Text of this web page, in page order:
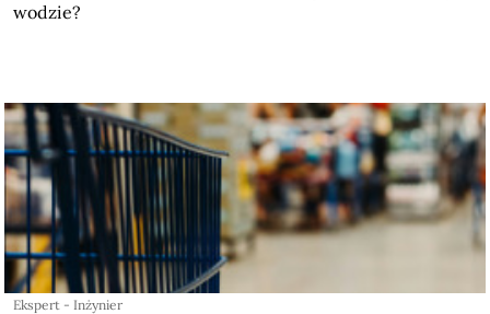
wodzie?
Ekspert - Inżynier